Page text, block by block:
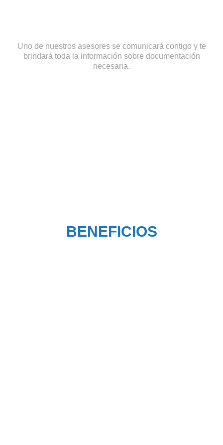
Uno de nuestros asesores se comunicará contigo y te
brindará toda la información sobre documentación
necesaria.
BENEFICIOS